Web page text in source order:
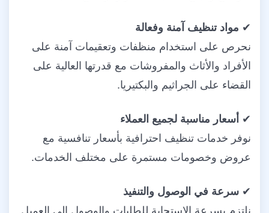
✔ مواد تنظيف آمنة وفعالة
نحرص على استخدام منظفات وتعقيمات آمنة على
الأفراد والأثاث والمفروشات مع قدرتها العالية على
القضاء على الجراثيم والبكتيريا.
✔ أسعار مناسبة لجميع العملاء
نوفر خدمات تنظيف احترافية بأسعار تنافسية مع
عروض وخصومات مستمرة على مختلف الخدمات.
✔ سرعة في الوصول والتنفيذ
نلتزم بسرعة الاستجابة للطلبات والوصول إلى العميل